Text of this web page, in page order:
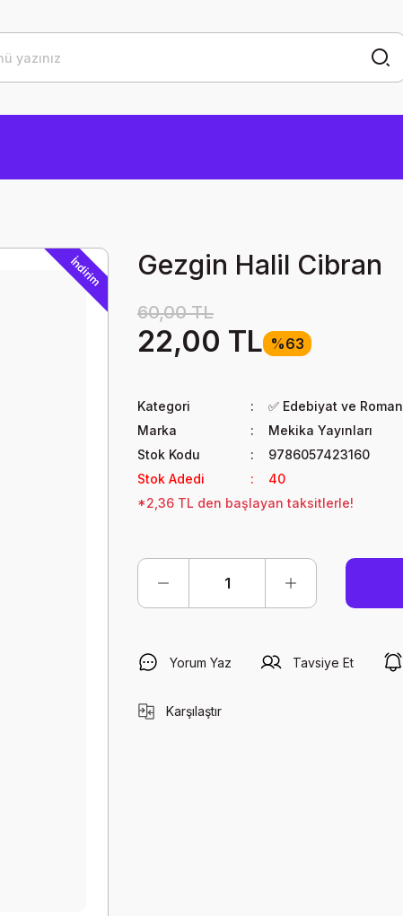
İndirim Gezgin Halil Cibran
60,00 TL
22,00 TL %63
Kategori
✅ Edebiyat ve Roman
Marka
Mekika Yayınları
Stok Kodu
9786057423160
Stok Adedi
40
*2,36 TL den başlayan taksitlerle!
Yorum Yaz Tavsiye Et
Karşılaştır